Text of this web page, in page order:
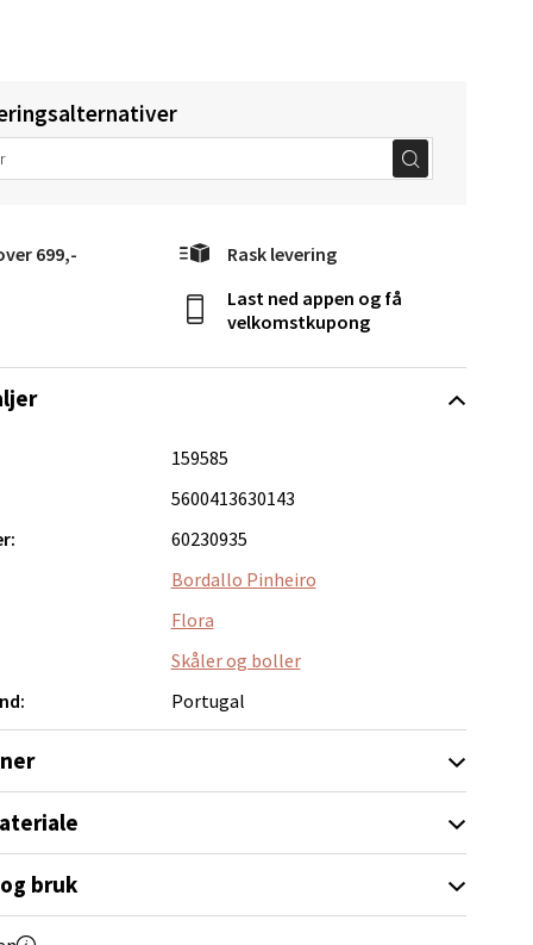
699,- Rask levering
Last ned appen og få
velkomstkupong
159585
5600413630143
60230935
Bordallo Pinheiro
Flora
Skåler og boller
Portugal
bruk